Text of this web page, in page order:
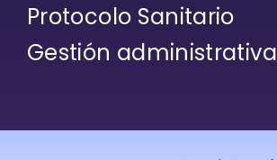
Protocolo Sanitario
Gestión administrativa